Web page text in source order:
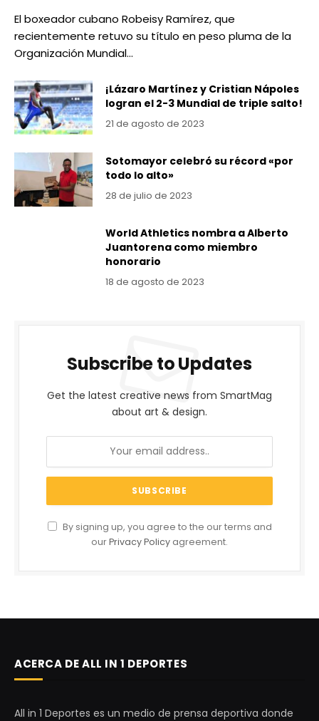
El boxeador cubano Robeisy Ramírez, que
recientemente retuvo su título en peso pluma de la
Organización Mundial…
¡Lázaro Martínez y Cristian Nápoles
logran el 2-3 Mundial de triple salto!
21 de agosto de 2023
Sotomayor celebró su récord «por
todo lo alto»
28 de julio de 2023
World Athletics nombra a Alberto
Juantorena como miembro
honorario
18 de agosto de 2023
Subscribe to Updates
Get the latest creative news from SmartMag
about art & design.
By signing up, you agree to the our terms and
ourPrivacy Policy agreement.
ACERCA DE ALL IN 1 DEPORTES
All in 1 Deportes es un medio de prensa deportiva donde